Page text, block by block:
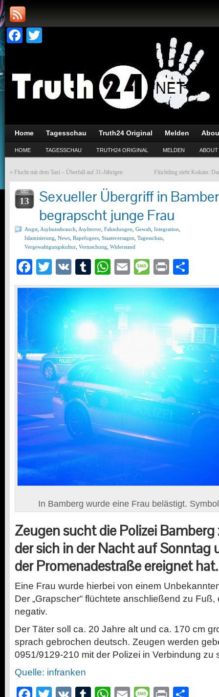
Facebook
Home Tagesschau Truth24 Original Melden
HOME TAGESSCHAU TRUTH24 ORIGINAL MELDEN ABOUT
« Flucht mit dem Taxi – Überfall auf 31-Jährigen Flüchtling zieht Kokain:
MRZ
13
Sexueller Übergriff in
begrapscht junge Frau
Angst Asylmissbrauch Asylterror Fahndungen Gewalt Integration
Islamisierung News Rapefugees Staatsversagen Tagesschau
Vergewaltigungskultur Vertuschung Widerstand
Facebook
Twitter
VK Tumblr
WhatsApp
EmailMessage
Print
In Bamberg wurde eine Frau belästigt.
Zeugen sucht die Polizei Bamberg
der sich in der Nacht auf Sonntag
der Promenadestraße ereignet hat.
Eine Frau wurde hierbei von einem
Der „Grapscher“ flüchtete anschließend zu
negativ.
Der Täter soll ca. 20 Jahre alt und ca. 170 cm
sprach gebrochen deutsch. Zeugen werden
0951/9129-210 mit der Polizei in Verbindung zu
Quelle: infranken